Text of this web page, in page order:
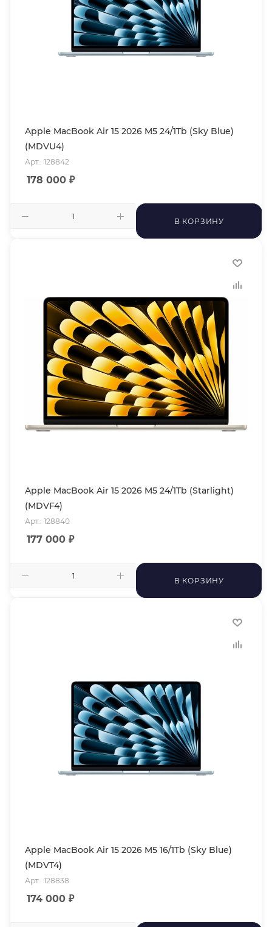
Apple MacBook Air 15 2026 M5 24/1Tb (Sky Blue)
(MDVU4)
Арт.: 128842
178 000 ₽
В КОРЗИНУ
Apple MacBook Air 15 2026 M5 24/1Tb (Starlight)
(MDVF4)
Арт.: 128840
177 000 ₽
В КОРЗИНУ
Apple MacBook Air 15 2026 M5 16/1Tb (Sky Blue)
(MDVT4)
Арт.: 128838
174 000 ₽